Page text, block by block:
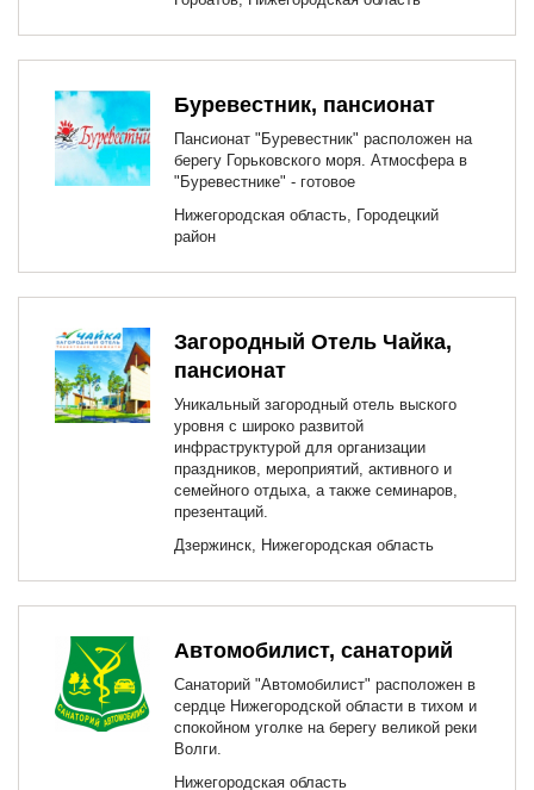
Буревестник, пансионат
Пансионат "Буревестник" расположен на
берегу Горьковского моря. Атмосфера в
"Буревестнике" - готовое
Нижегородская область, Городецкий
район
Загородный Отель Чайка,
пансионат
Уникальный загородный отель выского
уровня с широко развитой
инфраструктурой для организации
праздников, мероприятий, активного и
семейного отдыха, а также семинаров,
презентаций.
Дзержинск, Нижегородская область
Автомобилист, санаторий
Санаторий "Автомобилист" расположен в
сердце Нижегородской области в тихом и
спокойном уголке на берегу великой реки
Волги.
Нижегородская область